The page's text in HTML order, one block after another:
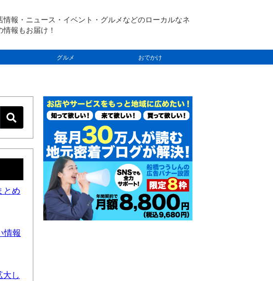
報・ニュース・イベント・グルメなどのローカルなネ
報もお届け！
グルメ おでかけ
とめ
情報
大し